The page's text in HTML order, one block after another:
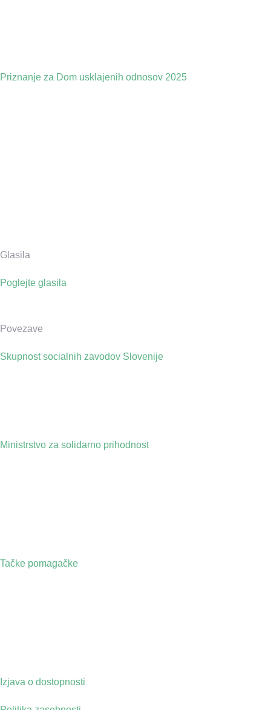
Priznanje za Dom usklajenih odnosov 2025
Glasila
Poglejte glasila
Povezave
Skupnost socialnih zavodov Slovenije
Ministrstvo za solidarno prihodnost
Tačke pomagačke
Izjava o dostopnosti